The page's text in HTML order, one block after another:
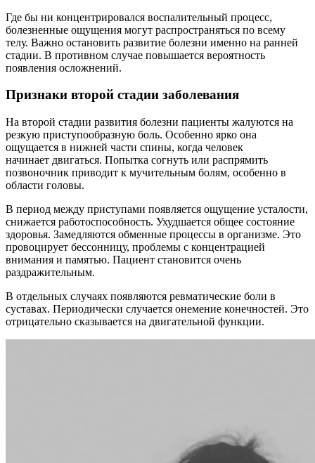
Где бы ни концентрировался воспалительный процесс,
болезненные ощущения могут распространяться по всему
телу. Важно остановить развитие болезни именно на ранней
стадии. В противном случае повышается вероятность
появления осложнений.
Признаки второй стадии заболевания
На второй стадии развития болезни пациенты жалуются на
резкую приступообразную боль. Особенно ярко она
ощущается в нижней части спины, когда человек
начинает двигаться. Попытка согнуть или распрямить
позвоночник приводит к мучительным болям, особенно в
области головы.
В период между приступами появляется ощущение усталости,
снижается работоспособность. Ухудшается общее состояние
здоровья. Замедляются обменные процессы в организме. Это
провоцирует бессонницу, проблемы с концентрацией
внимания и памятью. Пациент становится очень
раздражительным.
В отдельных случаях появляются ревматические боли в
суставах. Периодически случается онемение конечностей. Это
отрицательно сказывается на двигательной функции.